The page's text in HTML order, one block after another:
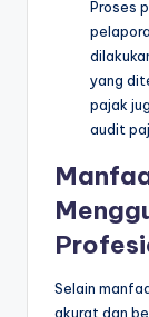
Proses
yang
pajak
audit
Selain
akurat dan